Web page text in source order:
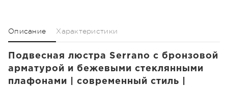
Описание Характеристики
Подвесная люстра Serrano с бронзовой
арматурой и бежевыми стеклянными
плафонами | современный стиль |